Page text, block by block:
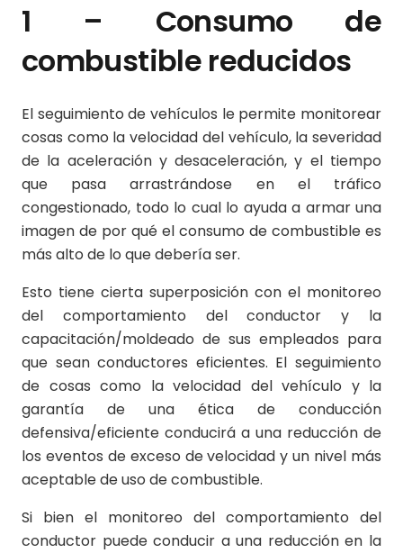
1 – Consumo de
combustible reducidos
El seguimiento de vehículos le permite monitorear
cosas como la velocidad del vehículo, la severidad
de la aceleración y desaceleración, y el tiempo
que pasa arrastrándose en el tráfico
congestionado, todo lo cual lo ayuda a armar una
imagen de por qué el consumo de combustible es
más alto de lo que debería ser.
Esto tiene cierta superposición con el monitoreo
del comportamiento del conductor y la
capacitación/moldeado de sus empleados para
que sean conductores eficientes. El seguimiento
de cosas como la velocidad del vehículo y la
garantía de una ética de conducción
defensiva/eficiente conducirá a una reducción de
los eventos de exceso de velocidad y un nivel más
aceptable de uso de combustible.
Si bien el monitoreo del comportamiento del
conductor puede conducir a una reducción en la